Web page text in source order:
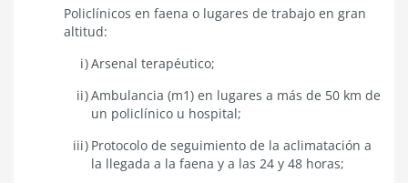
Policlínicos en faena o lugares de trabajo en gran
altitud:
Arsenal terapéutico;
Ambulancia (m1) en lugares a más de 50 km de
un policlínico u hospital;
Protocolo de seguimiento de la aclimatación a
la llegada a la faena y a las 24 y 48 horas;